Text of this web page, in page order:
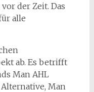
der Zeit. Das
alle
ab. Es betrifft
Man AHL
Man